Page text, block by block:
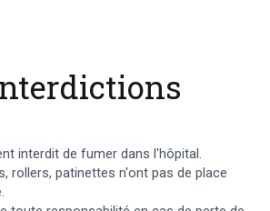
interdit de fumer dans l'hôpital.
rollers, patinettes n'ont pas de place